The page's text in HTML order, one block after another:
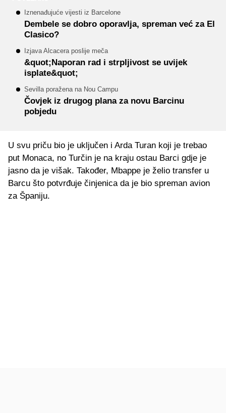
Iznenađujuće vijesti iz Barcelone
Dembele se dobro oporavlja, spreman već za El
Clasico?
Izjava Alcacera poslije meča
&quot;Naporan rad i strpljivost se uvijek
isplate&quot;
Sevilla poražena na Nou Campu
Čovjek iz drugog plana za novu Barcinu
pobjedu
U svu priču bio je uključen i Arda Turan koji je trebao
put Monaca, no Turčin je na kraju ostau Barci gdje je
jasno da je višak. Također, Mbappe je želio transfer u
Barcu što potvrđuje činjenica da je bio spreman avion
za Španiju.